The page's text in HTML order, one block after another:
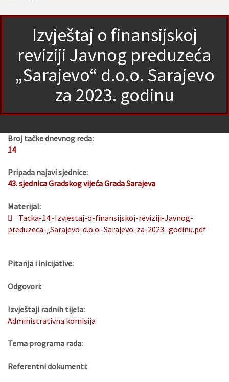
Izvještaj o finansijskoj
reviziji Javnog preduzeća
„Sarajevo“ d.o.o. Sarajevo
za 2023. godinu
Broj tačke dnevnog reda:
14
Pripada najavi sjednice:
43. sjednica Gradskog vijeća Grada Sarajeva
Materijal:
Tacka-14.-Izvjestaj-o-finansijskoj-reviziji-Javnog-
preduzeca-„Sarajevo-d.o.o.-Sarajevo-za-2023.-godinu.pdf
Pitanja i inicijative:
Odgovori:
Izvještaji radnih tijela:
Administrativna komisija
Tema programa rada:
Referentni dokumenti: